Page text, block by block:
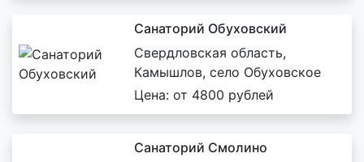
Санаторий Обуховский
Свердловская область,
Камышлов, село Обуховское
Цена: от 4800 рублей
Санаторий Смолино